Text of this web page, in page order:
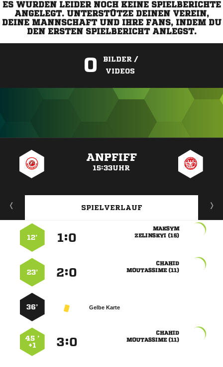
ES WURDEN LEIDER NOCH KEINE SPIELBERICHTE
ANGELEGT. UNTERSTÜTZE DEINEN VEREIN,
DEINE MANNSCHAFT UND IHRE FANS, INDEM DU
DEN ERSTEN SPIELBERICHT ANLEGST.
0
BILDER /
VIDEOS
ANPFIFF
15:33UHR
SPIELVERLAUF

 
:
12’

 
:
23’
Gelbe Karte
36’

 
:
45 ’
+1